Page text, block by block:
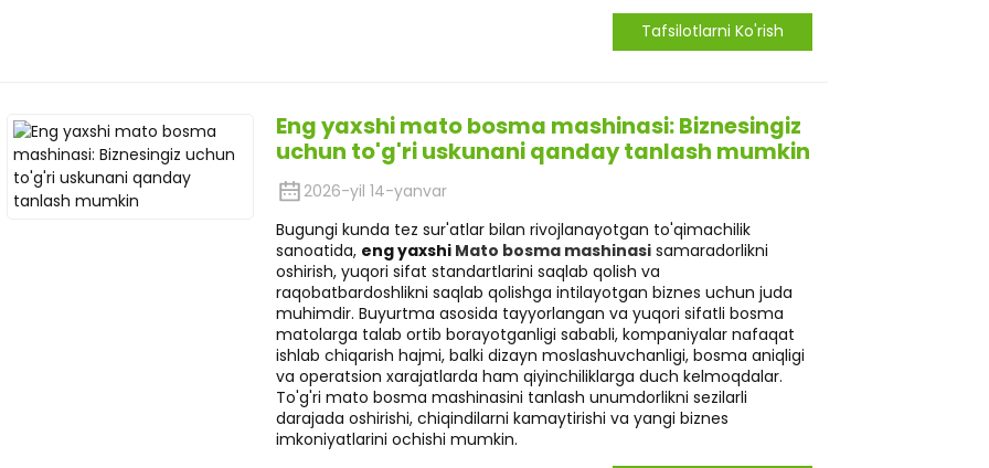
Tafsilotlarni Ko'rish
Eng yaxshi mato bosma mashinasi: Biznesingiz
uchun to'g'ri uskunani qanday tanlash mumkin
2026-yil 14-yanvar
Bugungi kunda tez sur'atlar bilan rivojlanayotgan to'qimachilik
sanoatida, eng yaxshi Mato bosma mashinasi samaradorlikni
oshirish, yuqori sifat standartlarini saqlab qolish va
raqobatbardoshlikni saqlab qolishga intilayotgan biznes uchun juda
muhimdir. Buyurtma asosida tayyorlangan va yuqori sifatli bosma
matolarga talab ortib borayotganligi sababli, kompaniyalar nafaqat
ishlab chiqarish hajmi, balki dizayn moslashuvchanligi, bosma aniqligi
va operatsion xarajatlarda ham qiyinchiliklarga duch kelmoqdalar.
To'g'ri mato bosma mashinasini tanlash unumdorlikni sezilarli
darajada oshirishi, chiqindilarni kamaytirishi va yangi biznes
imkoniyatlarini ochishi mumkin.